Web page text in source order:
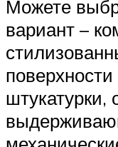
Можете
вариант –
штукатурки,